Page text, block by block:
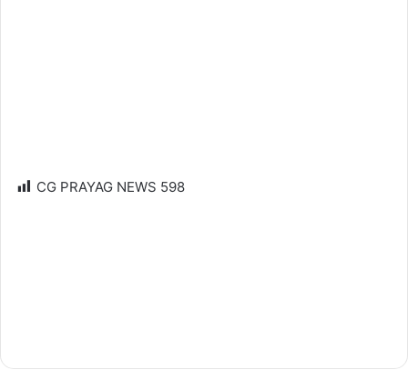
CG PRAYAG NEWS 598